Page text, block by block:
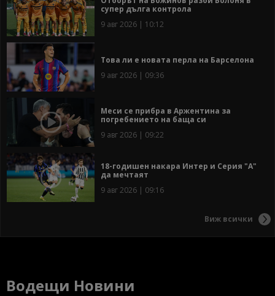
супер дълга контрола
9 авг 2026 | 10:12
Това ли е новата перла на Барселона
9 авг 2026 | 09:36
Меси се прибра в Аржентина за
погребението на баща си
9 авг 2026 | 09:22
18-годишен накара Интер и Серия "А"
да мечтаят
9 авг 2026 | 09:16
Виж всички
Водещи Новини